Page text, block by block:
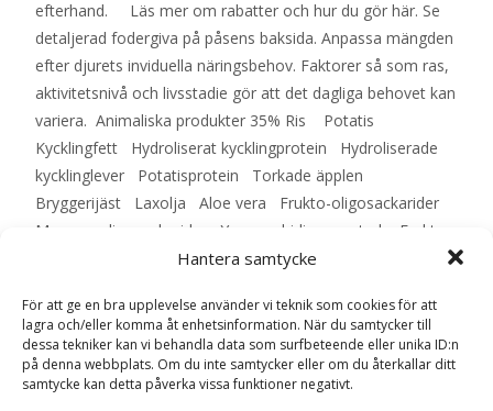
Hantera samtycke
För att ge en bra upplevelse använder vi teknik som cookies för att
lagra och/eller komma åt enhetsinformation. När du samtycker till
dessa tekniker kan vi behandla data som surfbeteende eller unika ID:n
på denna webbplats. Om du inte samtycker eller om du återkallar ditt
samtycke kan detta påverka vissa funktioner negativt.
efterhand. Läs mer om rabatter och hur du gör här. Se
detaljerad fodergiva på påsens baksida. Anpassa mängden
efter djurets inviduella näringsbehov. Faktorer så som ras,
aktivitetsnivå och livsstadie gör att det dagliga behovet kan
variera. Animaliska produkter 35% Ris Potatis
Kycklingfett Hydroliserat kycklingprotein Hydroliserade
kycklinglever Potatisprotein Torkade äpplen
Bryggerijäst Laxolja Aloe vera Frukto-oligosackarider
Mannan-oligosackarider Yucca schidigera extrak Frukt-
och örtextrakt Näringsinnehåll Per 100 g Protein 27 g Fett
0,9 g Vitamin A 2000 IU Vitamin D3 200 IU Omega-3 0,23 g
Omega-6 2,1 g Vikt Mängd 5 – 10 kg 70 – 120 g 10 – 15 kg
120 – 165 g 15 – 20 kg 165 – 200 g 20 – 25 kg 200 – 240 g
25 – 30 kg 240 – 275 g 30 – 35 kg 275 – 310 g 35 – 40 kg